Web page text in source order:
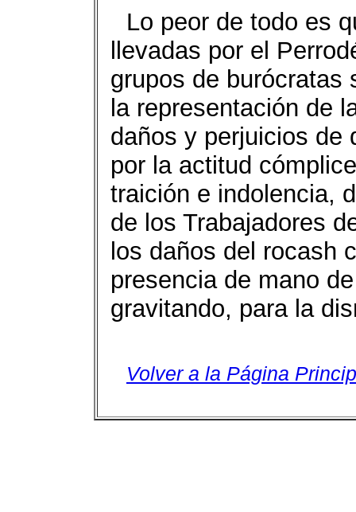
Lo peor de todo es
llevadas por el
grupos de burócratas
la representación de
daños y perjuicios de
por la actitud
traición e indolencia,
de los Trabajadores
los daños del rocash
presencia de mano
gravitando, para la
Volver a la Página